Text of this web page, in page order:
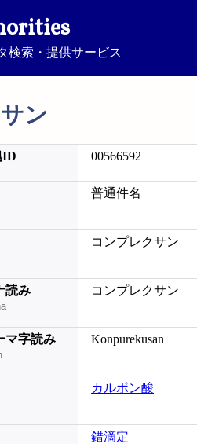
検索・提供サービス
ン
ID 00566592
普通件名
コンプレクサン
読み コンプレクサン
マ字読み Konpurekusan
カルボン酸
錯滴定